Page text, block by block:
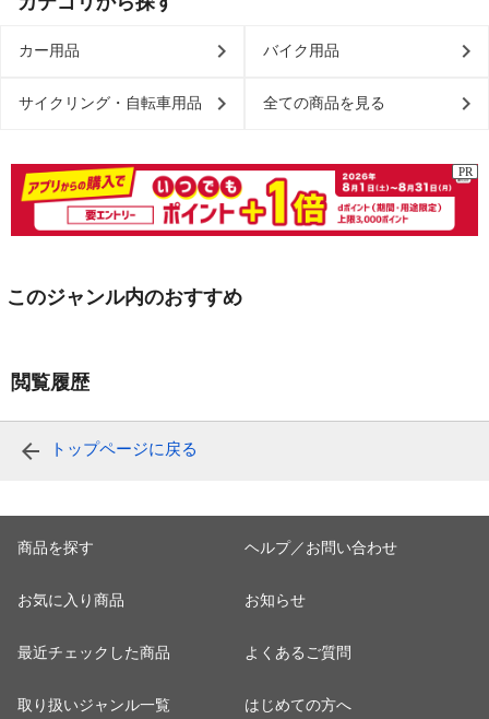
カー用品 バイク用品
サイクリング・自転車用品 全ての商品を見る
PR
このジャンル内のおすすめ
閲覧履歴
トップページに戻る
商品を探す
お気に入り商品
最近チェックした商品
取り扱いジャンル一覧
ヘルプ／お問い合わせ
お知らせ
よくあるご質問
はじめての方へ